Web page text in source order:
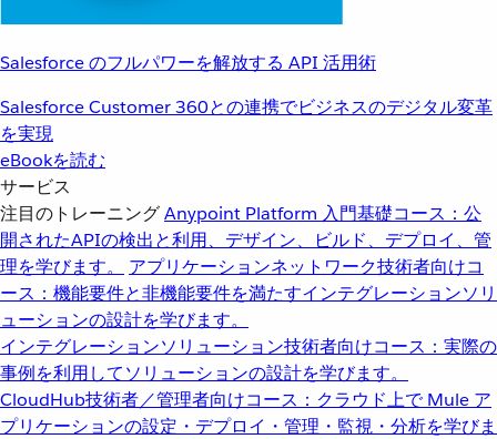
Salesforce のフルパワーを解放する API 活用術
Salesforce Customer 360との連携でビジネスのデジタル変革
を実現
eBookを読む
サービス
注目のトレーニングAnypoint Platform 入門基礎コース：公
開されたAPIの検出と利用、デザイン、ビルド、デプロイ、管
理を学びます。
アプリケーションネットワーク技術者向けコ
ース：機能要件と非機能要件を満たすインテグレーションソリ
ューションの設計を学びます。
インテグレーションソリューション技術者向けコース：実際の
事例を利用してソリューションの設計を学びます。
CloudHub技術者／管理者向けコース：クラウド上で Mule ア
プリケーションの設定・デプロイ・管理・監視・分析を学びま